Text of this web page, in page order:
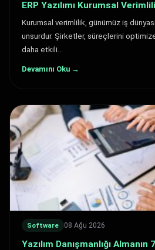
ERP Yazılımı Kurumsal
Kurumsal verimlilik, günümüz iş
unsurdur. Şirketler, süreçlerini
daha etkili…
Devamını Oku →
Software 08 Ağu 2026
Yazılım Danışmanlığı Almanın